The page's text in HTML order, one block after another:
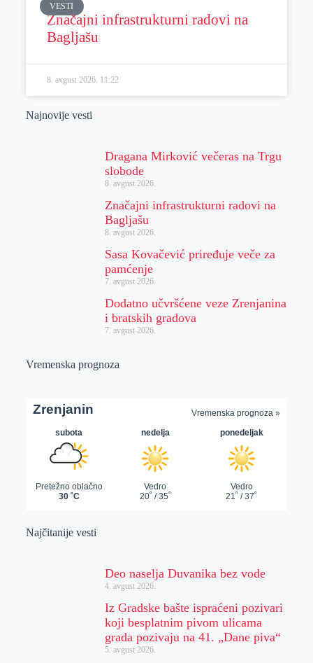
VESTI
Značajni infrastrukturni radovi na
Bagljašu
8. avgust 2026. 11:22
Najnovije vesti
Dragana Mirković večeras na Trgu
slobode
8. avgust 2026.
Značajni infrastrukturni radovi na
Bagljašu
8. avgust 2026.
Sasa Kovačević priređuje veče za
pamćenje
7. avgust 2026.
Dodatno učvršćene veze Zrenjanina
i bratskih gradova
7. avgust 2026.
Vremenska prognoza
Najčitanije vesti
Deo naselja Duvanika bez vode
4. avgust 2026.
Iz Gradske bašte ispraćeni pozivari
koji besplatnim pivom ulicama
grada pozivaju na 41. „Dane piva“
5. avgust 2026.